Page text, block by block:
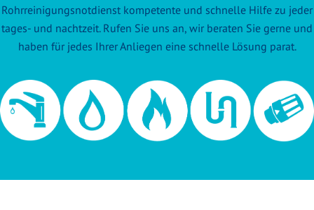
Rohrreinigungsnotdienst kompetente und schnelle Hilfe zu jeder
tages- und nachtzeit. Rufen Sie uns an, wir beraten Sie gerne und
haben für jedes Ihrer Anliegen eine schnelle Lösung parat.